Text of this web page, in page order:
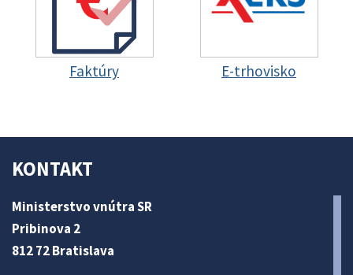
Faktúry E-trhovisko
KONTAKT
Ministerstvo vnútra SR
Pribinova 2
812 72 Bratislava